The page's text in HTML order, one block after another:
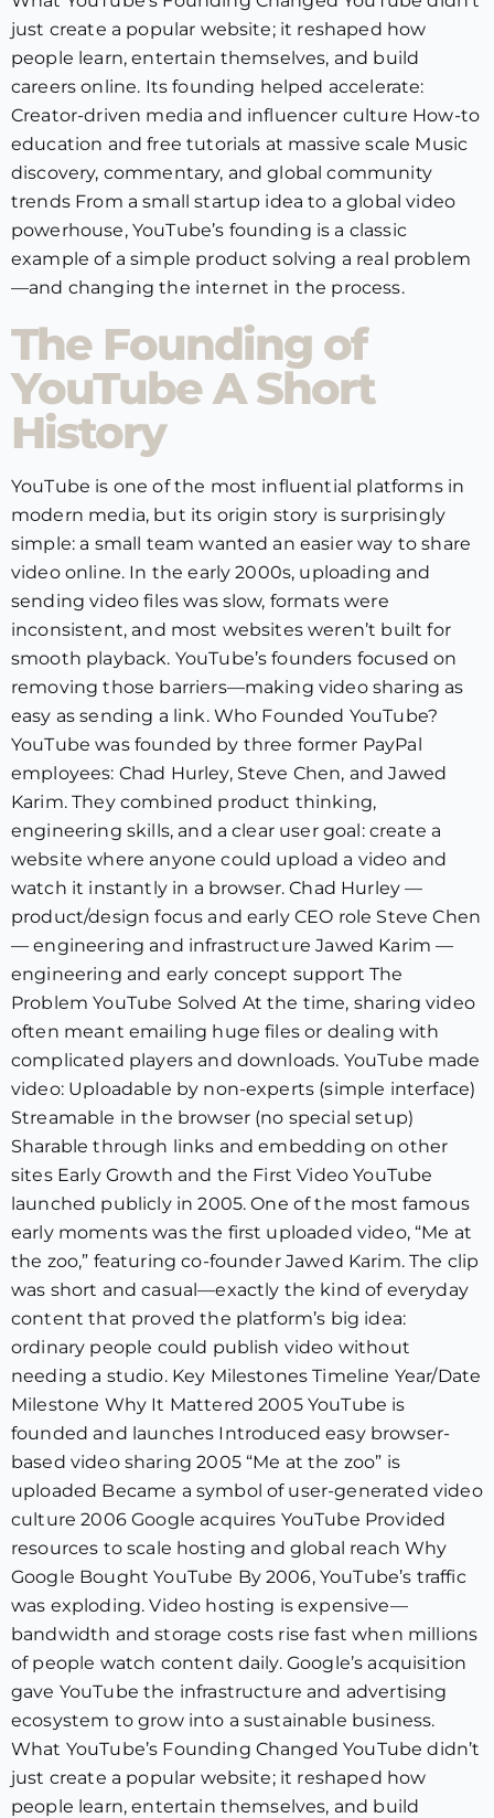
just create a popular website; it reshaped how
people learn, entertain themselves, and build
careers online. Its founding helped accelerate:
Creator-driven media and influencer culture How-to
education and free tutorials at massive scale Music
discovery, commentary, and global community
trends From a small startup idea to a global video
powerhouse, YouTube’s founding is a classic
example of a simple product solving a real problem
—and changing the internet in the process.
The Founding of
YouTube A Short
History
YouTube is one of the most influential platforms in
modern media, but its origin story is surprisingly
simple: a small team wanted an easier way to share
video online. In the early 2000s, uploading and
sending video files was slow, formats were
inconsistent, and most websites weren’t built for
smooth playback. YouTube’s founders focused on
removing those barriers—making video sharing as
easy as sending a link. Who Founded YouTube?
YouTube was founded by three former PayPal
employees: Chad Hurley, Steve Chen, and Jawed
Karim. They combined product thinking,
engineering skills, and a clear user goal: create a
website where anyone could upload a video and
watch it instantly in a browser. Chad Hurley —
product/design focus and early CEO role Steve Chen
— engineering and infrastructure Jawed Karim —
engineering and early concept support The
Problem YouTube Solved At the time, sharing video
often meant emailing huge files or dealing with
complicated players and downloads. YouTube made
video: Uploadable by non-experts (simple interface)
Streamable in the browser (no special setup)
Sharable through links and embedding on other
sites Early Growth and the First Video YouTube
launched publicly in 2005. One of the most famous
early moments was the first uploaded video, “Me at
the zoo,” featuring co-founder Jawed Karim. The clip
was short and casual—exactly the kind of everyday
content that proved the platform’s big idea:
ordinary people could publish video without
needing a studio. Key Milestones Timeline Year/Date
Milestone Why It Mattered 2005 YouTube is
founded and launches Introduced easy browser-
based video sharing 2005 “Me at the zoo” is
uploaded Became a symbol of user-generated video
culture 2006 Google acquires YouTube Provided
resources to scale hosting and global reach Why
Google Bought YouTube By 2006, YouTube’s traffic
was exploding. Video hosting is expensive—
bandwidth and storage costs rise fast when millions
of people watch content daily. Google’s acquisition
gave YouTube the infrastructure and advertising
ecosystem to grow into a sustainable business.
What YouTube’s Founding Changed YouTube didn’t
just create a popular website; it reshaped how
people learn, entertain themselves, and build